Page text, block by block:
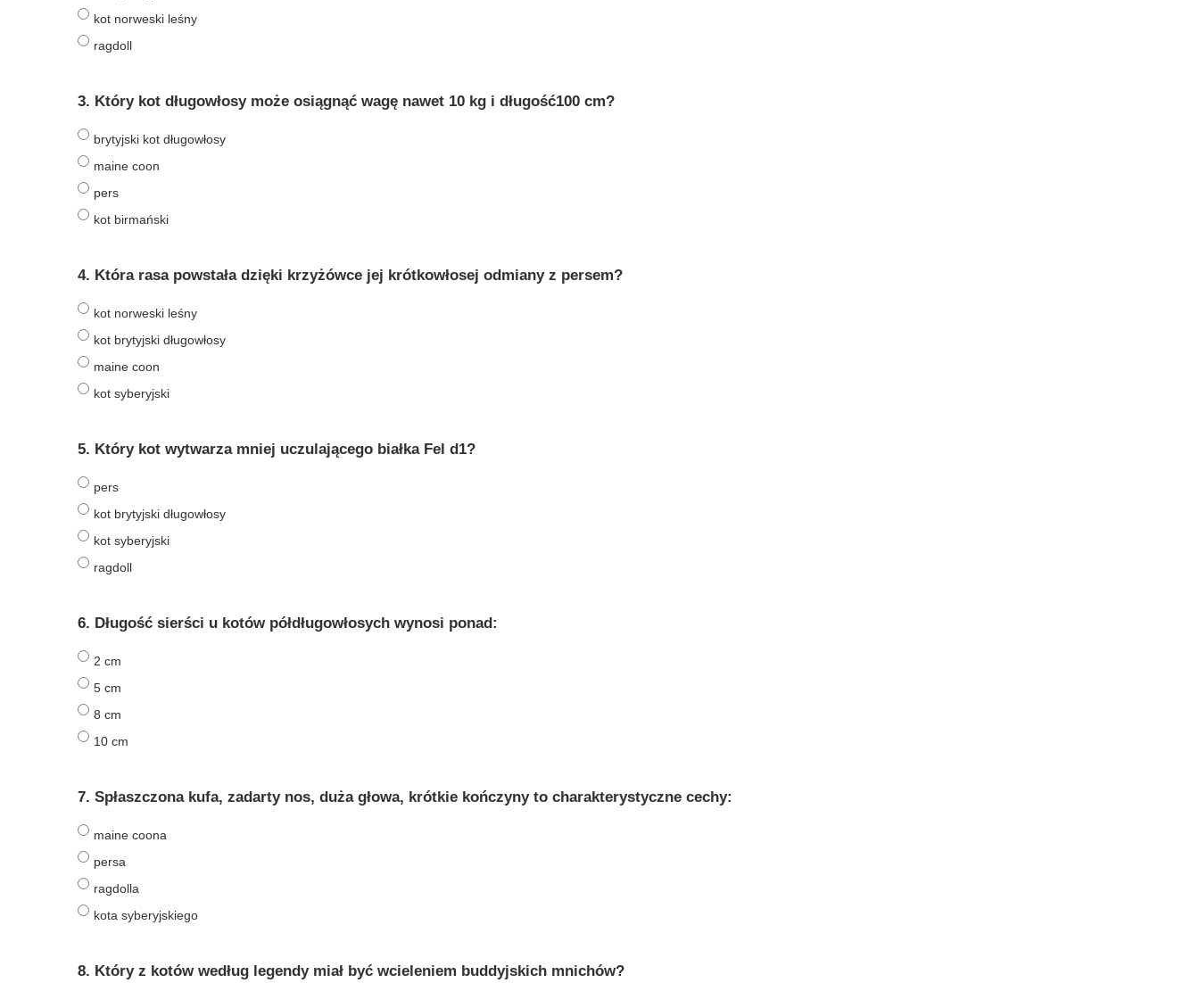
kot norweski leśny
ragdoll
3. Który kot długowłosy może osiągnąć wagę nawet 10 kg i długość100 cm?
brytyjski kot długowłosy
maine coon
pers
kot birmański
4. Która rasa powstała dzięki krzyżówce jej krótkowłosej odmiany z persem?
kot norweski leśny
kot brytyjski długowłosy
maine coon
kot syberyjski
5. Który kot wytwarza mniej uczulającego białka Fel d1?
pers
kot brytyjski długowłosy
kot syberyjski
ragdoll
6. Długość sierści u kotów półdługowłosych wynosi ponad:
2 cm
5 cm
8 cm
10 cm
7. Spłaszczona kufa, zadarty nos, duża głowa, krótkie kończyny to charakterystyczne cechy:
maine coona
persa
ragdolla
kota syberyjskiego
8. Który z kotów według legendy miał być wcieleniem buddyjskich mnichów?